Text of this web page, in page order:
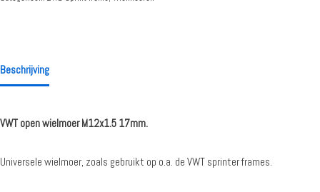
Beschrijving
VWT open wielmoer M12x1.5 17mm.
Universele wielmoer, zoals gebruikt op o.a. de VWT sprinter frames.